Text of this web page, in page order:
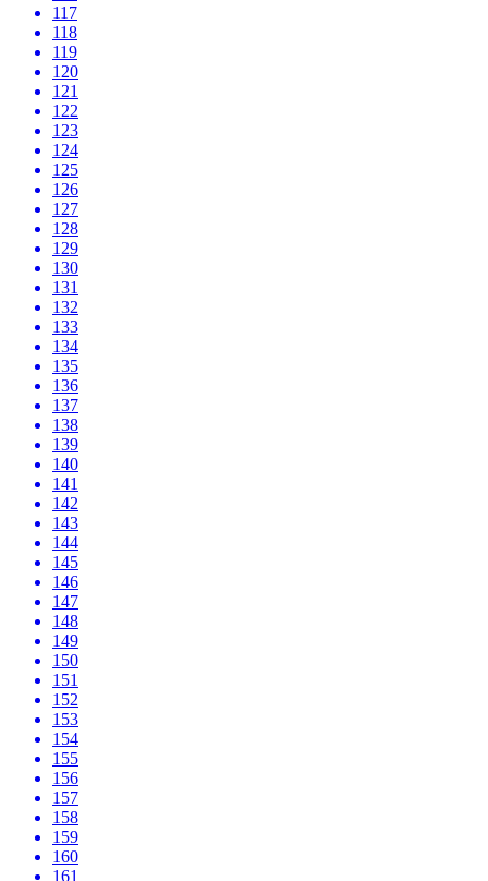
117
118
119
120
121
122
123
124
125
126
127
128
129
130
131
132
133
134
135
136
137
138
139
140
141
142
143
144
145
146
147
148
149
150
151
152
153
154
155
156
157
158
159
160
161